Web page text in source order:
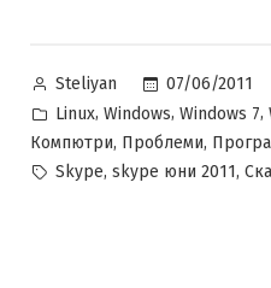
Posted
by
Steliyan
07/06/2011
Posted
in
Linux, Windows, Windows 7,
Компютри, Проблеми,
Tags:
Skype, skype юни 2011,